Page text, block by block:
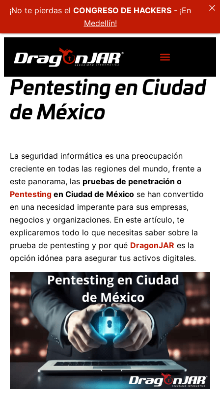
Pentesting en Ciudad
de México
La seguridad informática es una preocupación
creciente en todas las regiones del mundo, frente a
este panorama, las pruebas de penetración o
Pentesting en Ciudad de México se han convertido
en una necesidad imperante para sus empresas,
negocios y organizaciones. En este artículo, te
explicaremos todo lo que necesitas saber sobre la
prueba de pentesting y por qué DragonJAR es la
opción idónea para asegurar tus activos digitales.
¡No te pierdas el CONGRESO DE HACKERS - ¡En
Medellín!